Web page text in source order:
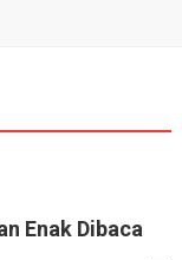
Enak Dibaca